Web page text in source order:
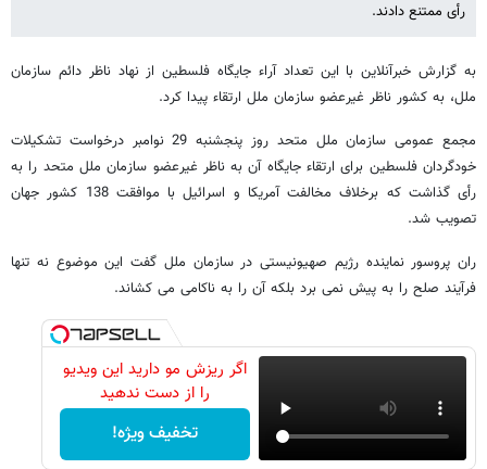
رأی ممتنع دادند.
به گزارش خبرآنلاین با این تعداد آراء جایگاه فلسطین از نهاد ناظر دائم سازمان
ملل، به کشور ناظر غیرعضو سازمان ملل ارتقاء پیدا کرد.
مجمع عمومی سازمان ملل متحد روز پنجشنبه 29 نوامبر درخواست تشکیلات
خودگردان فلسطین برای ارتقاء جایگاه آن به ناظر غیرعضو سازمان ملل متحد را به
رأی گذاشت که برخلاف مخالفت آمریکا و اسرائیل با موافقت 138 کشور جهان
تصویب شد.
ران پروسور نماینده رژیم صهیونیستی در سازمان ملل گفت این موضوع نه تنها
فرآیند صلح را به پیش نمی برد بلکه آن را به ناکامی می کشاند.
اگر ریزش مو دارید این ویدیو
را از دست ندهید
تخفیف ویژه!